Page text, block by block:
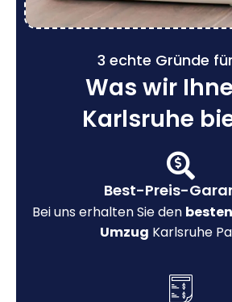
3 echte Gründe
Was wir
Karlsruhe
Best-Preis-
Bei uns erhalten Sie den
Umzug Karlsruhe